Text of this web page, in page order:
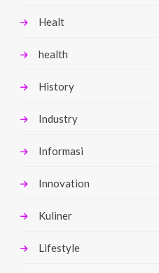
Healt
health
History
Industry
Informasi
Innovation
Kuliner
Lifestyle